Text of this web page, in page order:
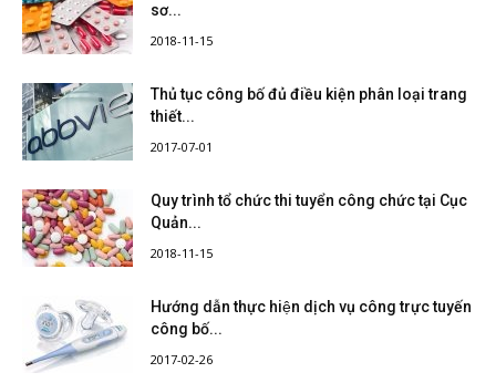
sơ...
2018-11-15
Thủ tục công bố đủ điều kiện phân loại trang
thiết...
2017-07-01
Quy trình tổ chức thi tuyển công chức tại Cục
Quản...
2018-11-15
Hướng dẫn thực hiện dịch vụ công trực tuyến
công bố...
2017-02-26